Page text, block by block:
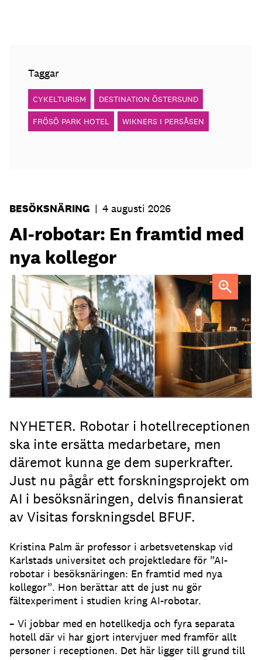
Taggar
CYKELTURISM DESTINATION ÖSTERSUND
FRÖSÖ PARK HOTEL WIKNERS I PERSÅSEN
BESÖKSNÄRING | 4 augusti 2026
AI-robotar: En framtid med
nya kollegor
Professor Kristina Palm FOTO: Theresia Viska FOTO:
Dylan Calluy / Unsplash
NYHETER. Robotar i hotellreceptionen
ska inte ersätta medarbetare, men
däremot kunna ge dem superkrafter.
Just nu pågår ett forskningsprojekt om
AI i besöksnäringen, delvis finansierat
av Visitas forskningsdel BFUF.
Kristina Palm är professor i arbetsvetenskap vid
Karlstads universitet och projektledare för ”AI-
robotar i besöksnäringen: En framtid med nya
kollegor”. Hon berättar att de just nu gör
fältexperiment i studien kring AI-robotar.
– Vi jobbar med en hotellkedja och fyra separata
hotell där vi har gjort intervjuer med framför allt
personer i receptionen. Det här ligger till grund till